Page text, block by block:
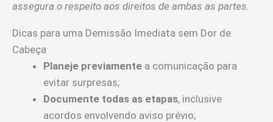
assegura o respeito aos direitos de ambas as partes.
Dicas para uma Demissão Imediata sem Dor de
Cabeça
Planeje previamente a comunicação para
evitar surpresas;
Documente todas as etapas, inclusive
acordos envolvendo aviso prévio;